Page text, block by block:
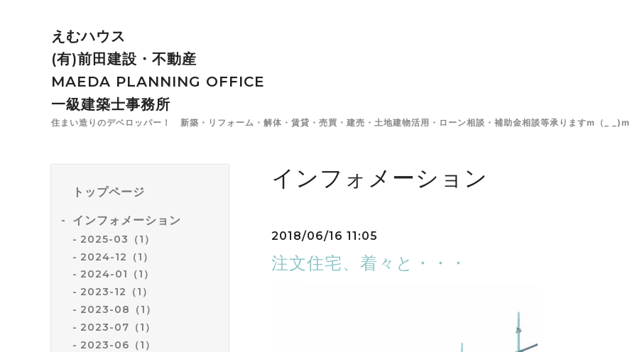
えむハウス
(有)前田建設・不動産
MAEDA PLANNING OFFICE
一級建築士事務所
住まい造りのデベロッパー！ 新築・リフォーム・解体・賃貸・売買・建売・土地建物活用・ローン相談・補助金相談等承りますm（_ _)m
トップページ
インフォメーション
2025-03（1）
2024-12（1）
2024-01（1）
2023-12（1）
2023-08（1）
2023-07（1）
2023-06（1）
インフォメーション
2018/06/16 11:05
注文住宅、着々と・・・